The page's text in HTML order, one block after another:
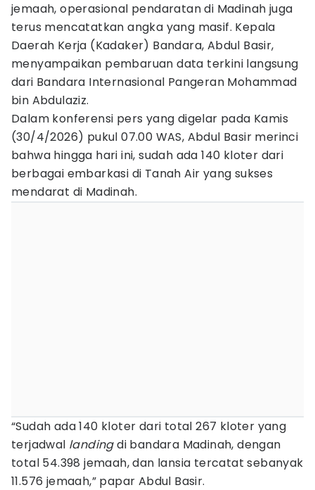
jemaah, operasional pendaratan di Madinah juga
terus mencatatkan angka yang masif. Kepala
Daerah Kerja (Kadaker) Bandara, Abdul Basir,
menyampaikan pembaruan data terkini langsung
dari Bandara Internasional Pangeran Mohammad
bin Abdulaziz.
Dalam konferensi pers yang digelar pada Kamis
(30/4/2026) pukul 07.00 WAS, Abdul Basir merinci
bahwa hingga hari ini, sudah ada 140 kloter dari
berbagai embarkasi di Tanah Air yang sukses
mendarat di Madinah.
“Sudah ada 140 kloter dari total 267 kloter yang
terjadwal landingdi bandara Madinah, dengan
total 54.398 jemaah, dan lansia tercatat sebanyak
11.576 jemaah,” papar Abdul Basir.